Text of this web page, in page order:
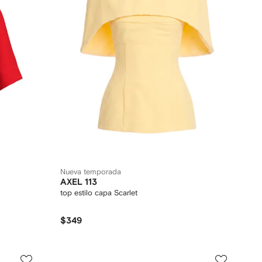
Nueva temporada
AXEL 113
top estilo capa Scarlet
$349